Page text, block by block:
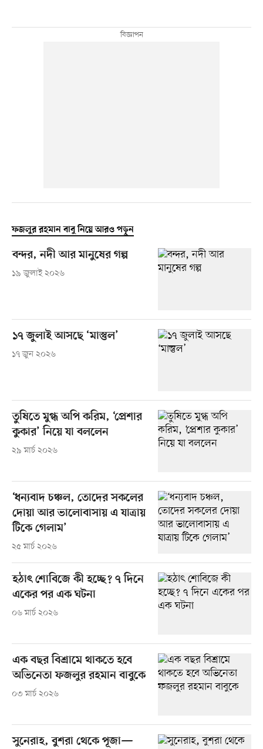
ফজলুর রহমান বাবু নিয়ে আরও পড়ুন
বন্দর, নদী আর মানুষের গল্প
১৯ জুলাই ২০২৬
১৭ জুলাই আসছে ‘মাস্তুল’
১৭ জুন ২০২৬
তুষিতে মুগ্ধ অপি করিম, ‘প্রেশার
কুকার’ নিয়ে যা বললেন
২৯ মার্চ ২০২৬
‘ধন্যবাদ চঞ্চল, তোদের সকলের
দোয়া আর ভালোবাসায় এ যাত্রায়
টিকে গেলাম’
২৫ মার্চ ২০২৬
হঠাৎ শোবিজে কী হচ্ছে? ৭ দিনে
একের পর এক ঘটনা
০৬ মার্চ ২০২৬
এক বছর বিশ্রামে থাকতে হবে
অভিনেতা ফজলুর রহমান বাবুকে
০৩ মার্চ ২০২৬
সুনেরাহ, বুশরা থেকে পূজা—